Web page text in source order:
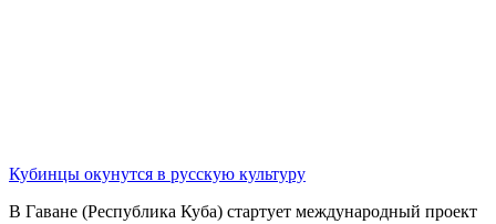
Кубинцы окунутся в русскую культуру
В Гаване (Республика Куба) стартует международный проект